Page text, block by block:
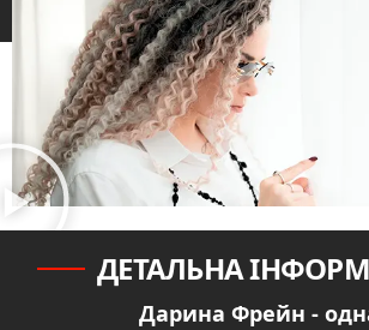
ДЕТАЛЬНА
Дарина Фрейн -